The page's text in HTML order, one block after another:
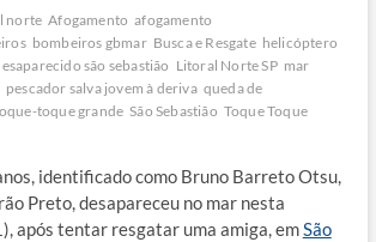
norte Afogamento afogamento
bombeiros gbmar Busca e Resgate helicóptero
são sebastião Litoral Norte SP mar
pescador salva jovem à deriva queda de
toque grande São Sebastião Toque Toque
identificado como Bruno Barreto Otsu,
Preto, desapareceu no mar nesta
após tentar resgatar uma amiga, emSão